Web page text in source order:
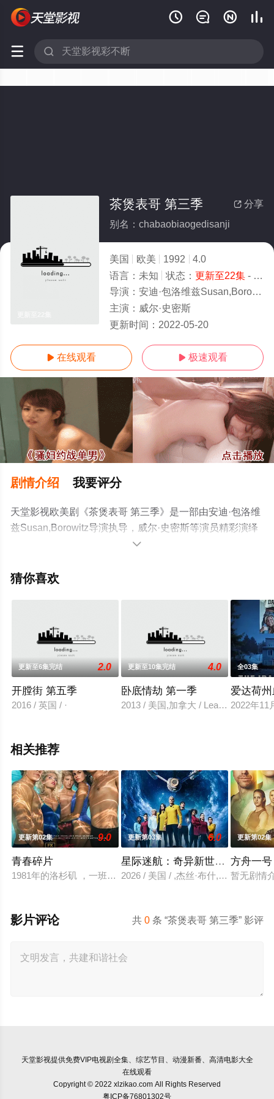
   
 
 分享
茶煲表哥 第三季
别名：chabaobiaogedisanji
美国 欧美 1992
4.0
语言： 未知 状态： 更新至22集- 免费在线观看
导演： 安迪·包洛维兹Susan,Borowitz
主演： 威尔·史密斯
更新时间： 2022-05-20
 在线观看  极速观看
剧情介绍 我要评分
天堂影视欧美剧《茶煲表哥 第三季》是一部由安迪·包洛维
兹Susan,Borowitz导演执导，威尔·史密斯等演员精彩演绎
的美国电视剧，手机免费观看高清无删减完整版电视剧全
电视猫或剧情网等平台了解。

猜你喜欢
更新至6集完结 2.0
开膛街 第五季
2016 / 英国 / ·
更新至10集完结 4.0
卧底情劫 第一季
2013 / 美国,加拿大 /
全03集
爱达荷
2022年
相关推荐
更新第02集 9.0
青春碎片
1981年的洛杉矶 ，一班精英名校的高中生原本过住灿烂生活，
更新第03集 6.0
星际迷航：奇异新世界 第四季
2026 / 美国 / ,杰丝·布什,克里斯蒂娜·
更新第02集
方舟一
暂无剧情
共0 条 “茶煲表哥 第三季” 影评
影片评论
天堂影视提供免费VIP电视剧全集、综艺节目、动漫新番、高清电影大全
在线观看
Copyright © 2022 xlzikao.com All Rights Reserved
粤ICP备76801302号